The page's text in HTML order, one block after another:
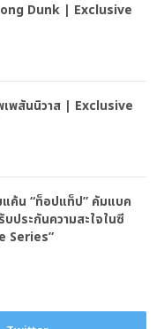
Dunk | Exclusive
พสันนิวาส | Exclusive
แค้น “ท็อปแท็ป” คัมแบค
ประกันความสะใจในซี
Series”